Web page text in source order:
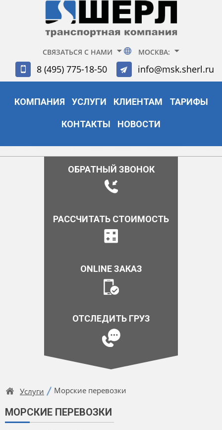
СВЯЗАТЬСЯ С НАМИ МОСКВА:
8 (495) 775-18-50 info@msk.sherl.ru
КОМПАНИЯ УСЛУГИ КЛИЕНТАМ ТАРИФЫ
КОНТАКТЫ НОВОСТИ
ОБРАТНЫЙ ЗВОНОК
РАССЧИТАТЬ СТОИМОСТЬ
ONLINE ЗАКАЗ
ОТСЛЕДИТЬ ГРУЗ
Услуги Морские перевозки
МОРСКИЕ ПЕРЕВОЗКИ